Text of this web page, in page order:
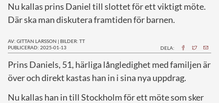
Nu kallas prins Daniel till slottet för ett viktigt möte.
Där ska man diskutera framtiden för barnen.
AV: GITTAN LARSSON | BILDER: TT
PUBLICERAD: 2025-01-13
DELA:
Prins Daniels, 51, härliga långledighet med familjen är
över och direkt kastas han in i sina nya uppdrag.
Nu kallas han in till Stockholm för ett möte som sker